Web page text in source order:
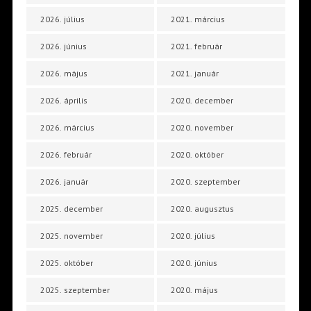
2026. július
2026. június
2026. május
2026. április
2026. március
2026. február
2026. január
2025. december
2025. november
2025. október
2025. szeptember
2021. március
2021. február
2021. január
2020. december
2020. november
2020. október
2020. szeptember
2020. augusztus
2020. július
2020. június
2020. május